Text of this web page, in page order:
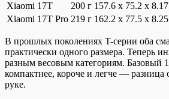
Xiaomi 17T
200 г 157.6 x 75.2 x
Xiaomi 17T Pro 219 г 162.2 x 77.5 x
В прошлых поколениях T-серии оба
практически одного размера. Теперь
разным весовым категориям. Базовый
компактнее, короче и легче — разница
руке.